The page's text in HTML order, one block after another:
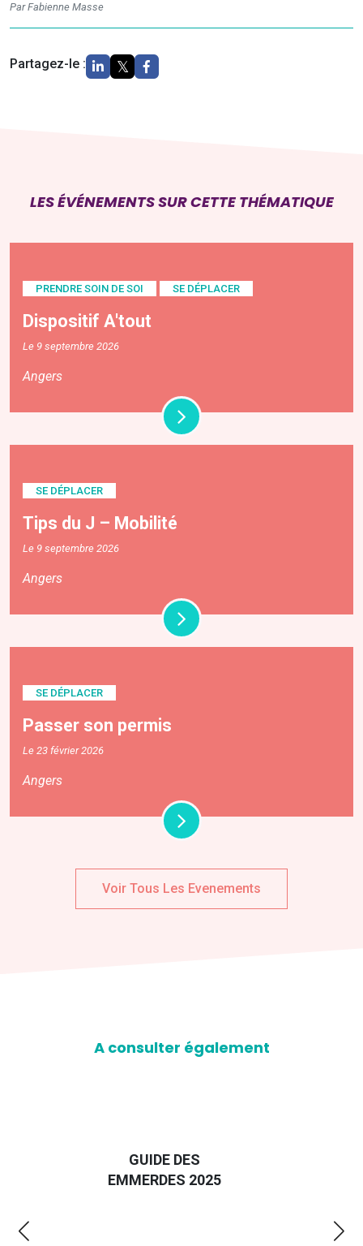
Par Fabienne Masse
Partagez-le :
LES ÉVÉNEMENTS SUR CETTE THÉMATIQUE
PRENDRE SOIN DE SOI SE DÉPLACER
Dispositif A'tout
Le 9 septembre 2026
Angers
SE DÉPLACER
Tips du J – Mobilité
Le 9 septembre 2026
Angers
SE DÉPLACER
Passer son permis
Le 23 février 2026
Angers
Voir Tous Les Evenements
A consulter également
GUIDE DES
EMMERDES 2025